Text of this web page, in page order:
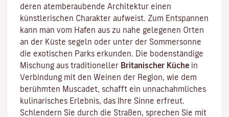
deren atemberaubende Architektur einen
künstlerischen Charakter aufweist. Zum Entspannen
kann man vom Hafen aus zu nahe gelegenen Orten
an der Küste segeln oder unter der Sommersonne
die exotischen Parks erkunden. Die bodenständige
Mischung aus traditioneller Britanischer Küche in
Verbindung mit den Weinen der Region, wie dem
berühmten Muscadet, schafft ein unnachahmliches
kulinarisches Erlebnis, das Ihre Sinne erfreut.
Schlendern Sie durch die Straßen, sprechen Sie mit